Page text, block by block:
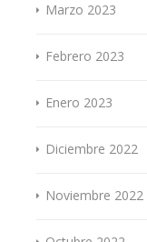
Marzo 2023
Febrero 2023
Enero 2023
Diciembre 2022
Noviembre 2022